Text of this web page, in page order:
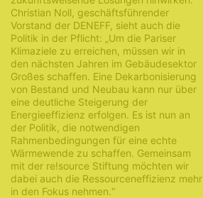
Christian Noll, geschäftsführender
Vorstand der DENEFF, sieht auch die
Politik in der Pflicht: „Um die Pariser
Klimaziele zu erreichen, müssen wir in
den nächsten Jahren im Gebäudesektor
Großes schaffen. Eine Dekarbonisierung
von Bestand und Neubau kann nur über
eine deutliche Steigerung der
Energieeffizienz erfolgen. Es ist nun an
der Politik, die notwendigen
Rahmenbedingungen für eine echte
Wärmewende zu schaffen. Gemeinsam
mit der re!source Stiftung möchten wir
dabei auch die Ressourceneffizienz mehr
in den Fokus nehmen.“